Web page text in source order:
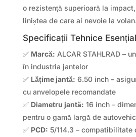
o rezistență superioară la
liniștea de care ai nevoie la volan.
Specificații Tehnice
✅ Marcă: ALCAR STAHLRAD –
în industria jantelor
✅ Lățime jantă: 6.50 inch –
cu anvelopele recomandate
✅ Diametru jantă: 16 inch –
pentru o gamă largă de
✅ PCD: 5/114.3 – compatibilitate